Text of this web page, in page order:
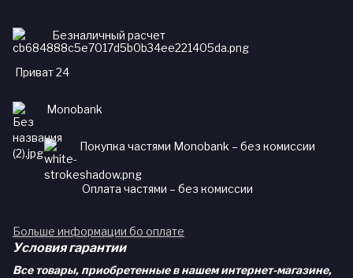
Безналичный расчет
Приват 24
Monobank
Покупка частями Monobank – без комиссии
Оплата частями – без комиссии
Больше информации бо оплате
Условия гарантии
Все товары, приобретенные в нашем интернет-магазине,